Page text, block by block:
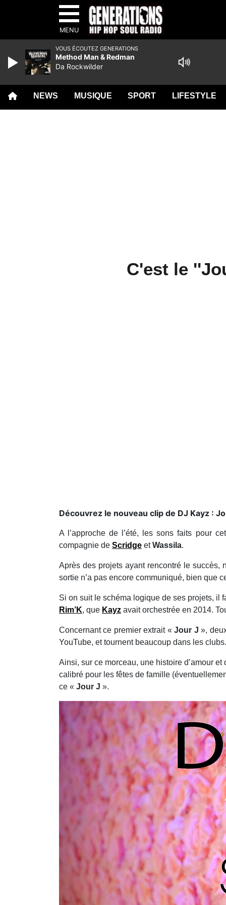
MENU
NEWS MUSIQUE SPORT LIFESTYLE
C'est le
Découvrez le nouveau clip de DJ Kayz :
A l’approche de l’été, les sons faits pour
compagnie de Scridge etWassila.
Après des projets ayant rencontré le succès,
sortie n’a pas encore communiqué, bien que
Si on suit le schéma logique de ses projets, il
Rim’K, que Kayz avait orchestrée en 2014.
Concernant ce premier extrait «Jour J »,
YouTube, et tournent beaucoup dans les clubs.
Ainsi, sur ce morceau, une histoire d’amour
calibré pour les fêtes de famille
ce « Jour J ».
VOUS ÉCOUTEZ GENERATIONS
Method Man & Redman
Da Rockwilder